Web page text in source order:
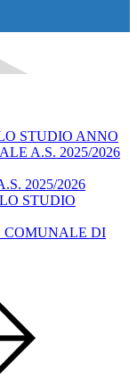
STUDIO ANNO
A.S. 2025/2026
2025/2026
STUDIO
COMUNALE DI